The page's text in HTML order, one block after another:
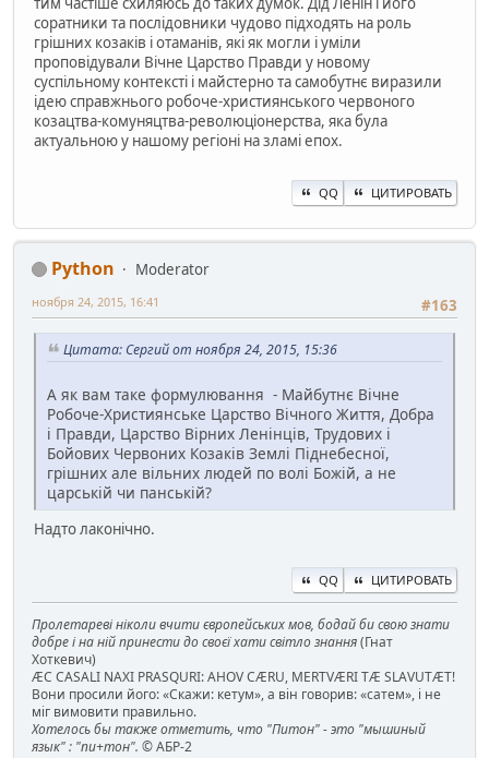
соратники та послідовники чудово підходять на роль
грішних козаків і отаманів, які як могли і уміли
проповідували Вічне Царство Правди у новому
суспільному контексті і майстерно та самобутнє виразили
ідею справжнього робоче-християнського червоного
козацтва-комуняцтва-революціонерства, яка була
актуальною у нашому регіоні на зламі епох.
QQ ЦИТИРОВАТЬ
Python
Moderator
#163
ноября 24, 2015, 16:41
Цитата: Сергий от ноября 24, 2015, 15:36
А як вам таке формулювання - Майбутнє Вічне
Робоче-Християнське Царство Вічного Життя, Добра
і Правди, Царство Вірних Ленінців, Трудових і
Бойових Червоних Козаків Землі Піднебесної,
грішних але вільних людей по волі Божій, а не
царській чи панській?
Надто лаконічно.
QQ ЦИТИРОВАТЬ
Пролетареві ніколи вчити європейських мов, бодай би свою знати
добре і на ній принести до своєї хати світло знання(Гнат
Хоткевич)
ÆC CASALI NAXI PRASQURI: AHOV CÆRU, MERTVÆRI TÆ SLAVUTÆT!
Вони просили його: «Скажи: кетум», а він говорив: «сатем», і не
міг вимовити правильно.
Хотелось бы также отметить, что "Питон" - это "мышиный
язык" : "пи+тон". © АБР-2